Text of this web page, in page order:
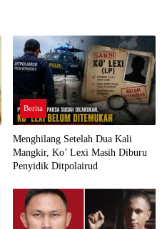
Berita
Menghilang Setelah Dua Kali
Mangkir, Ko’ Lexi Masih Diburu
Penyidik Ditpolairud